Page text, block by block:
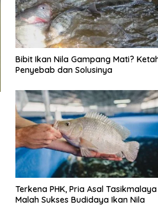
Bibit Ikan Nila Gampang Mati?
Penyebab dan Solusinya
Terkena PHK, Pria Asal Tasikmalaya
Malah Sukses Budidaya Ikan Nila